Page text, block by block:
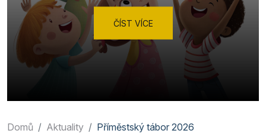
ČÍST VÍCE
Domů Aktuality Příměstský tábor 2026